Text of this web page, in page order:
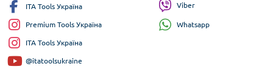
ITA Tools Україна
Premium Tools Україна
ITA Tools Україна
@itatoolsukraine
Viber
Whatsapp